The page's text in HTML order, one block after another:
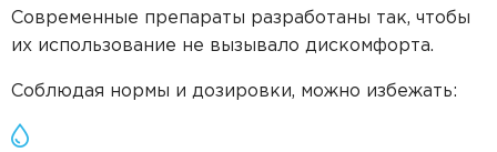
Современные препараты разработаны так, чтобы
их использование не вызывало дискомфорта.
Соблюдая нормы и дозировки, можно избежать: